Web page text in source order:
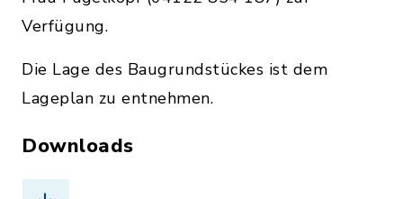
Verfügung.
Die Lage des Baugrundstückes ist dem
Lageplan zu entnehmen.
Downloads